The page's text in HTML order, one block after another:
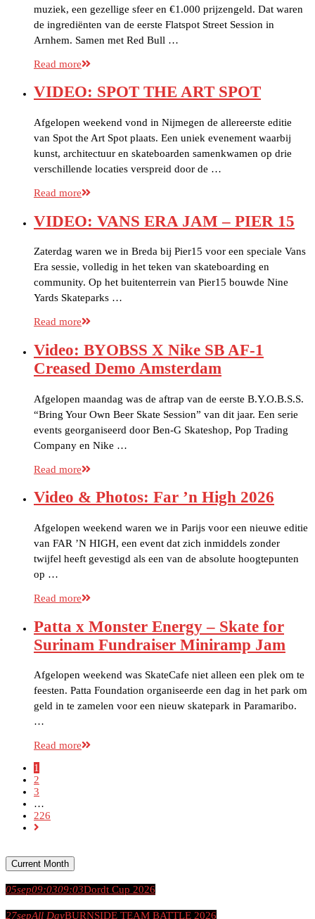
muziek, een gezellige sfeer en €1.000 prijzengeld. Dat waren
de ingrediënten van de eerste Flatspot Street Session in
Arnhem. Samen met Red Bull …
Read more
VIDEO: SPOT THE ART SPOT
Afgelopen weekend vond in Nijmegen de allereerste editie
van Spot the Art Spot plaats. Een uniek evenement waarbij
kunst, architectuur en skateboarden samenkwamen op drie
verschillende locaties verspreid door de …
Read more
VIDEO: VANS ERA JAM – PIER 15
Zaterdag waren we in Breda bij Pier15 voor een speciale Vans
Era sessie, volledig in het teken van skateboarding en
community. Op het buitenterrein van Pier15 bouwde Nine
Yards Skateparks …
Read more
Video: BYOBSS X Nike SB AF-1
Creased Demo Amsterdam
Afgelopen maandag was de aftrap van de eerste B.Y.O.B.S.S.
“Bring Your Own Beer Skate Session” van dit jaar. Een serie
events georganiseerd door Ben-G Skateshop, Pop Trading
Company en Nike …
Read more
Video & Photos: Far ’n High 2026
Afgelopen weekend waren we in Parijs voor een nieuwe editie
van FAR ’N HIGH, een event dat zich inmiddels zonder
twijfel heeft gevestigd als een van de absolute hoogtepunten
op …
Read more
Patta x Monster Energy – Skate for
Surinam Fundraiser Miniramp Jam
Afgelopen weekend was SkateCafe niet alleen een plek om te
feesten. Patta Foundation organiseerde een dag in het park om
geld in te zamelen voor een nieuw skatepark in Paramaribo.
…
Read more
1
2
3
…
226
Current Month
05sep09:0309:03Dordt Cup 2026
27sepAll DayBURNSIDE TEAM BATTLE 2026